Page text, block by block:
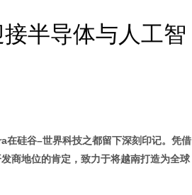
半导体与人工智
在硅谷–世界科技之都留下深刻印记。凭借
商地位的肯定，致力于将越南打造为全球